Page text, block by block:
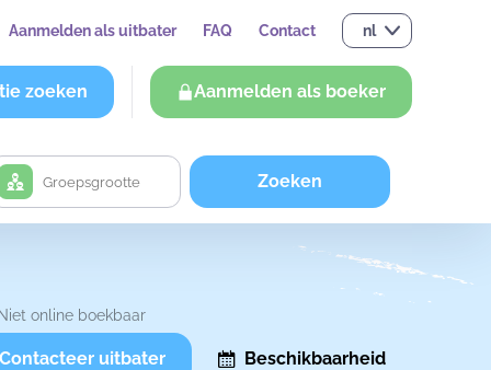
Aanmelden als uitbater FAQ Contact nl
zoeken Aanmelden als boeker
Zoeken
online boekbaar
Contacteer uitbater Beschikbaarheid